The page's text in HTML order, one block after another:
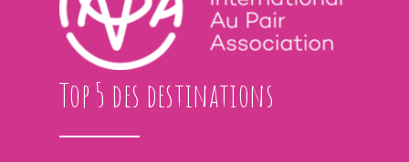
Top 5 des destinations